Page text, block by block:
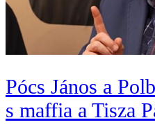
Pócs János a
s maffia a Tisza